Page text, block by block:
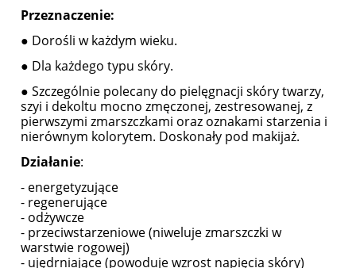
Przeznaczenie:
● Dorośli w każdym wieku.
● Dla każdego typu skóry.
● Szczególnie polecany do pielęgnacji skóry twarzy,
szyi i dekoltu mocno zmęczonej, zestresowanej, z
pierwszymi zmarszczkami oraz oznakami starzenia i
nierównym kolorytem. Doskonały pod makijaż.
Działanie:
- energetyzujące
- regenerujące
- odżywcze
- przeciwstarzeniowe (niweluje zmarszczki w
warstwie rogowej)
- ujędrniające (powoduje wzrost napięcia skóry)